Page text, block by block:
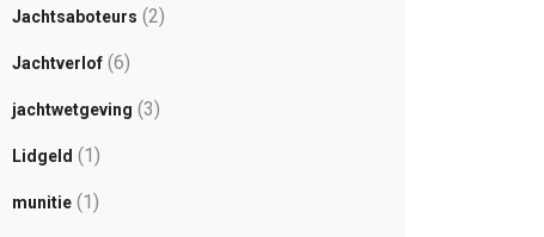
Jachtsaboteurs (2)
Jachtverlof(6)
jachtwetgeving (3)
Lidgeld (1)
munitie(1)